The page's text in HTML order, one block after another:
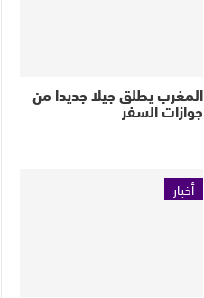
المغرب يطلق جيلا جديدا من
جوازات السفر
أخبار